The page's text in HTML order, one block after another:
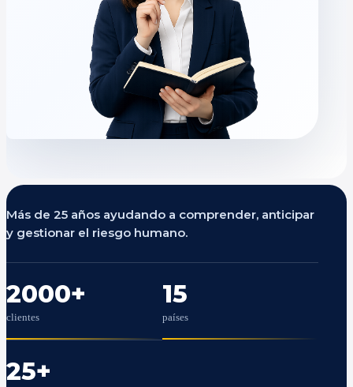
Más de 25 años ayudando a comprender, anticipar
y gestionar el riesgo humano.
2000+
clientes
15
países
25+